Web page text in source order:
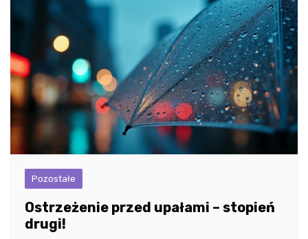
Pozostałe
Ostrzeżenie przed upałami – stopień
drugi!